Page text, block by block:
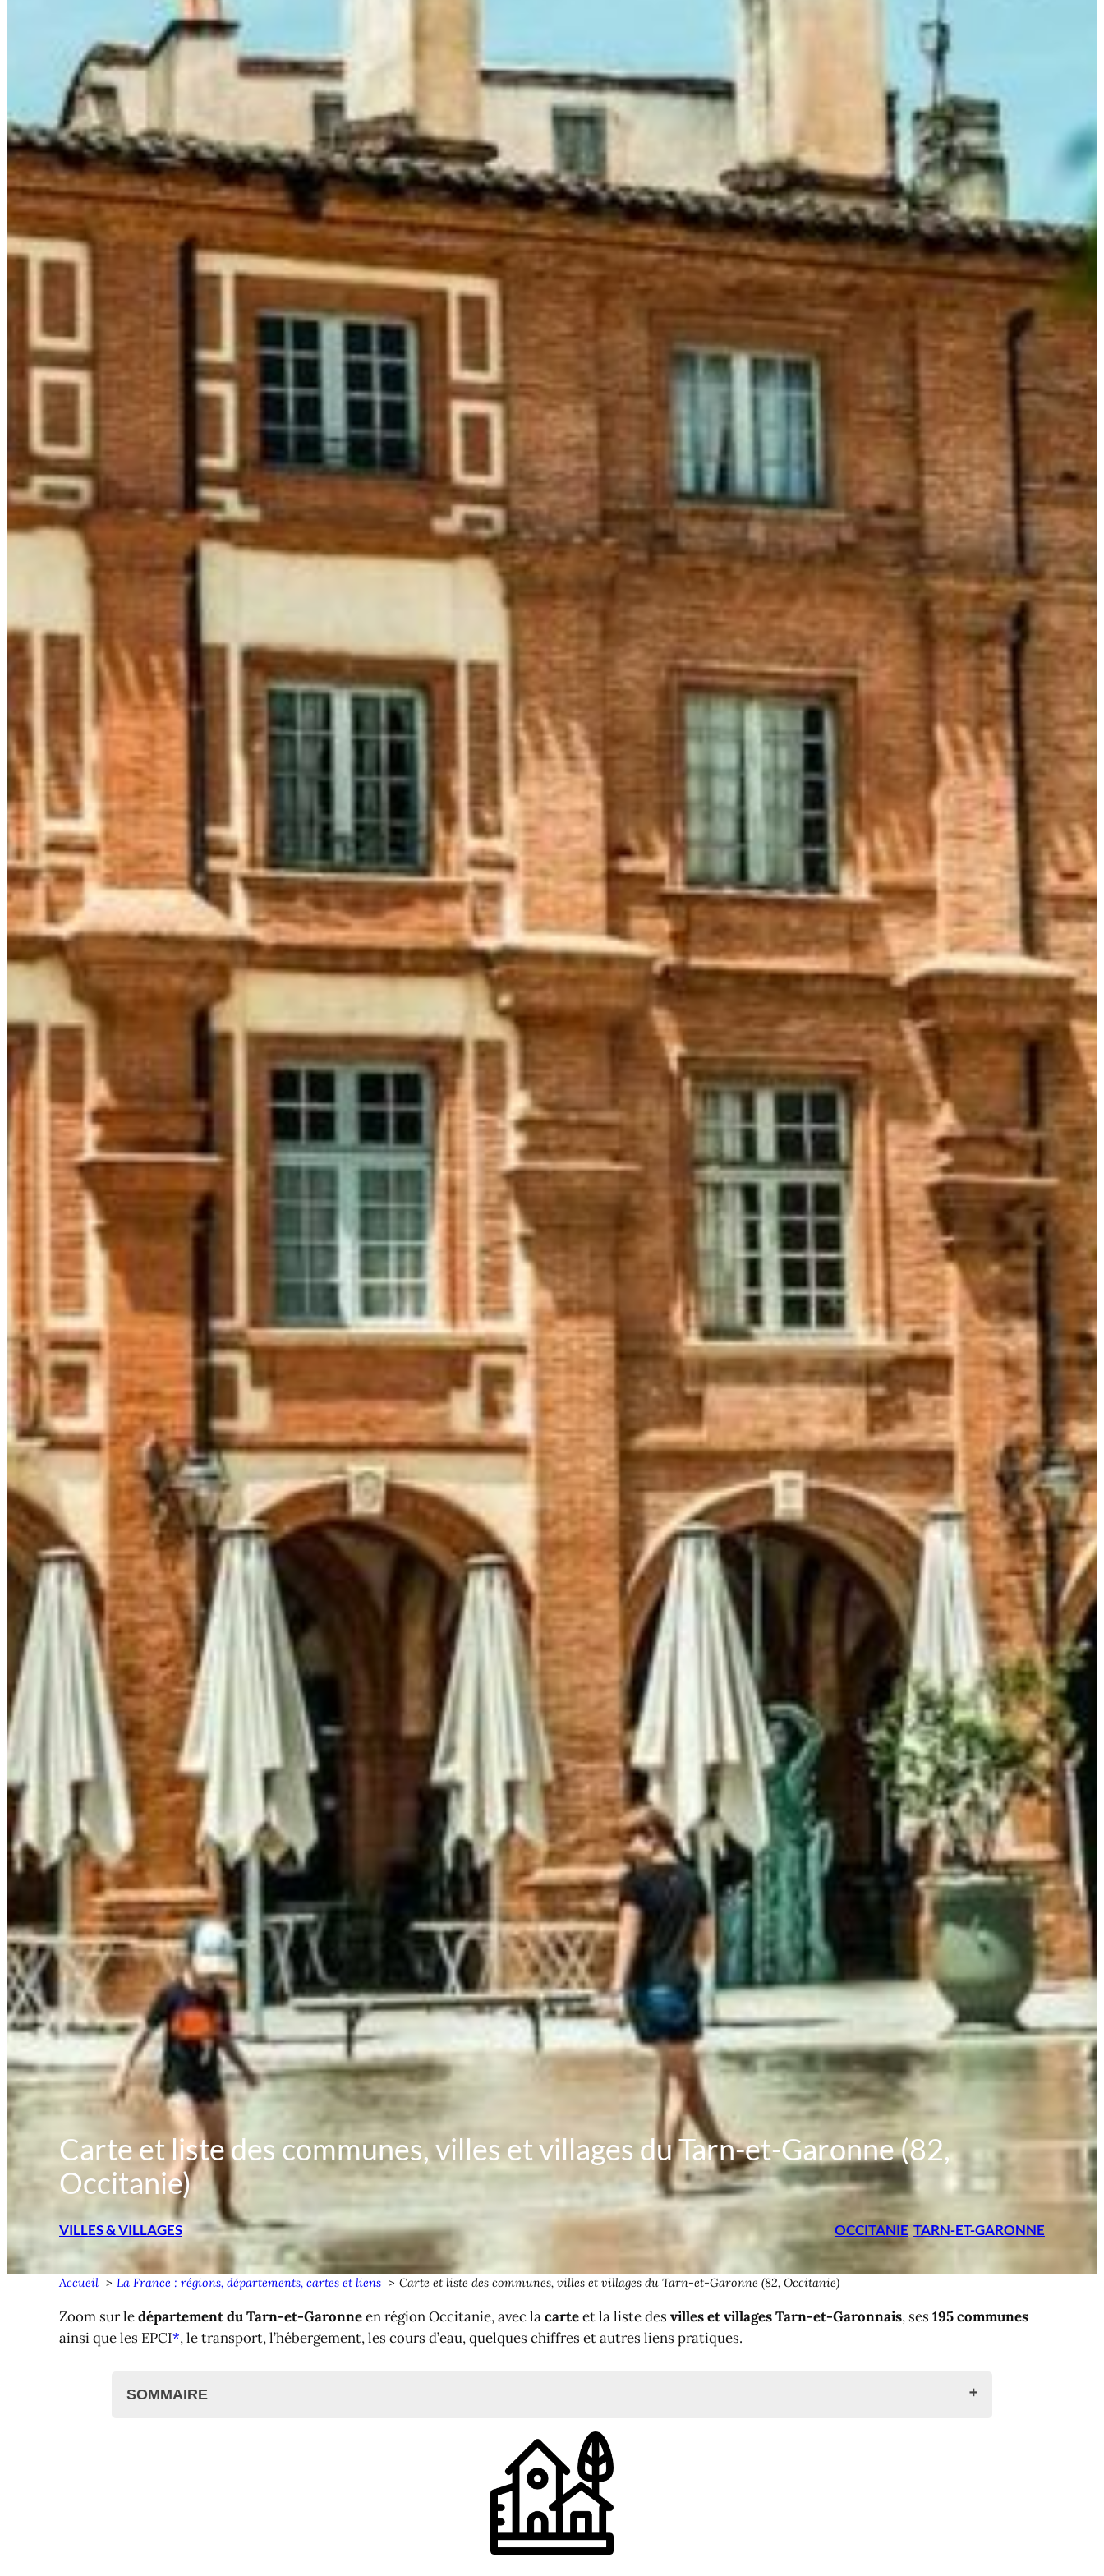
Carte et liste des communes, villes et villages du Tarn-et-Garonne (82,
Occitanie)
VILLES & VILLAGES OCCITANIE TARN-ET-GARONNE
Accueil La France : régions, départements, cartes et liens Carte et liste des communes, villes et villages du Tarn-et-Garonne (82, Occitanie)
Zoom sur ledépartement du Tarn-et-Garonneen région Occitanie, avec lacarteet la liste des villes et villages Tarn-et-Garonnais, ses 195 communes
ainsi que les EPCI*, le transport, l’hébergement, les cours d’eau, quelques chiffres et autres liens pratiques.
SOMMAIRE
Agglomérations et communauté de communes dans le Tarn-et-Garonne